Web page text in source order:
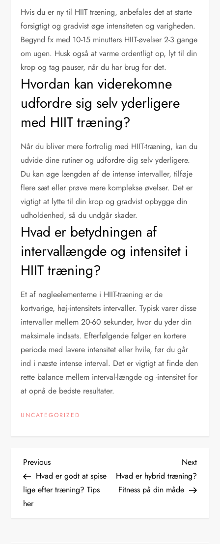
Hvis du er ny til HIIT træning, anbefales det at starte
forsigtigt og gradvist øge intensiteten og varigheden.
Begynd fx med 10-15 minutters HIIT-øvelser 2-3 gange
om ugen. Husk også at varme ordentligt op, lyt til din
krop og tag pauser, når du har brug for det.
Hvordan kan viderekomne
udfordre sig selv yderligere
med HIIT træning?
Når du bliver mere fortrolig med HIIT-træning, kan du
udvide dine rutiner og udfordre dig selv yderligere.
Du kan øge længden af de intense intervaller, tilføje
flere sæt eller prøve mere komplekse øvelser. Det er
vigtigt at lytte til din krop og gradvist opbygge din
udholdenhed, så du undgår skader.
Hvad er betydningen af
intervallængde og intensitet i
HIIT træning?
Et af nøgleelementerne i HIIT-træning er de
kortvarige, høj-intensitets intervaller. Typisk varer disse
intervaller mellem 20-60 sekunder, hvor du yder din
maksimale indsats. Efterfølgende følger en kortere
periode med lavere intensitet eller hvile, før du går
ind i næste intense interval. Det er vigtigt at finde den
rette balance mellem interval-længde og -intensitet for
at opnå de bedste resultater.
UNCATEGORIZED
I
n
d
Previous
Post
Previous
Hvad er godt at spise
lige efter træning? Tips
her
Next
Post
Next
Hvad er hybrid træning?
Fitness på din måde